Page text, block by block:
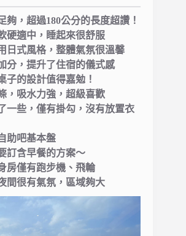
夠，超過180公分的長度超讚！
硬適中，睡起來很舒服
日式風格，整體氣氛很溫馨
分，提升了住宿的儀式感
子的設計值得嘉勉！
，吸水力強，超級喜歡
一些，僅有掛勾，沒有放置衣
助吧基本盤
訂含早餐的方案～
房僅有跑步機、飛輪
間很有氣氛，區域夠大